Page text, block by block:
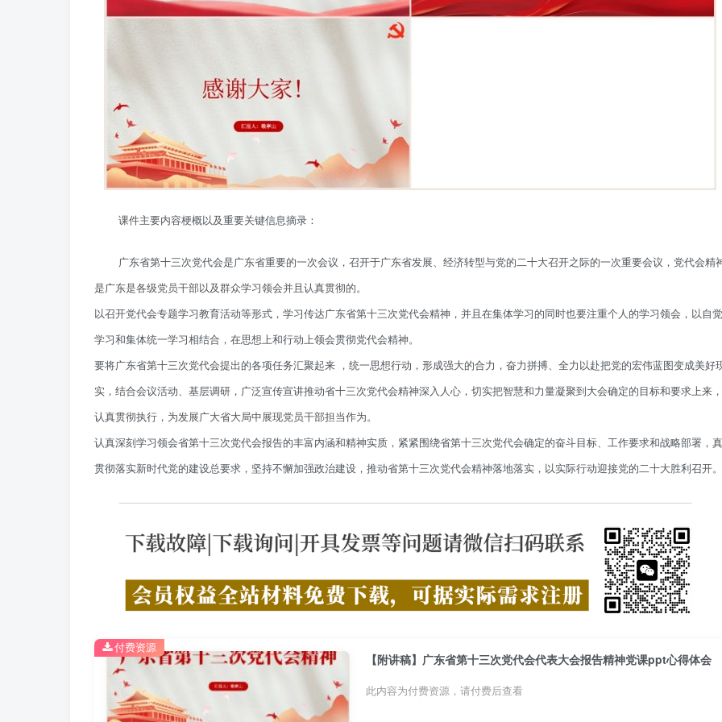
课件主要内容梗概以及重要关键信息摘录：
广东省第十三次党代会是广东省重要的一次会议，召开于广东省发展、经济转型与党的二十大召开之际的一次重要会议，党代会精
是广东是各级党员干部以及群众学习领会并且认真贯彻的。
以召开党代会专题学习教育活动等形式，学习传达广东省第十三次党代会精神，并且在集体学习的同时也要注重个人的学习领会，以自觉
学习和集体统一学习相结合，在思想上和行动上领会贯彻党代会精神。
要将广东省第十三次党代会提出的各项任务汇聚起来 ，统一思想行动，形成强大的合力，奋力拼搏、全力以赴把党的宏伟蓝图变成美好
实，结合会议活动、基层调研，广泛宣传宣讲推动省十三次党代会精神深入人心，切实把智慧和力量凝聚到大会确定的目标和要求上来，
认真贯彻执行，为发展广大省大局中展现党员干部担当作为。
认真深刻学习领会省第十三次党代会报告的丰富内涵和精神实质，紧紧围绕省第十三次党代会确定的奋斗目标、工作要求和战略部署，真
贯彻落实新时代党的建设总要求，坚持不懈加强政治建设，推动省第十三次党代会精神落地落实，以实际行动迎接党的二十大胜利召开。
【附讲稿】广东省第十三次党代会代表大会报告精神党课ppt心得体会
此内容为付费资源，请付费后查看
付费资源